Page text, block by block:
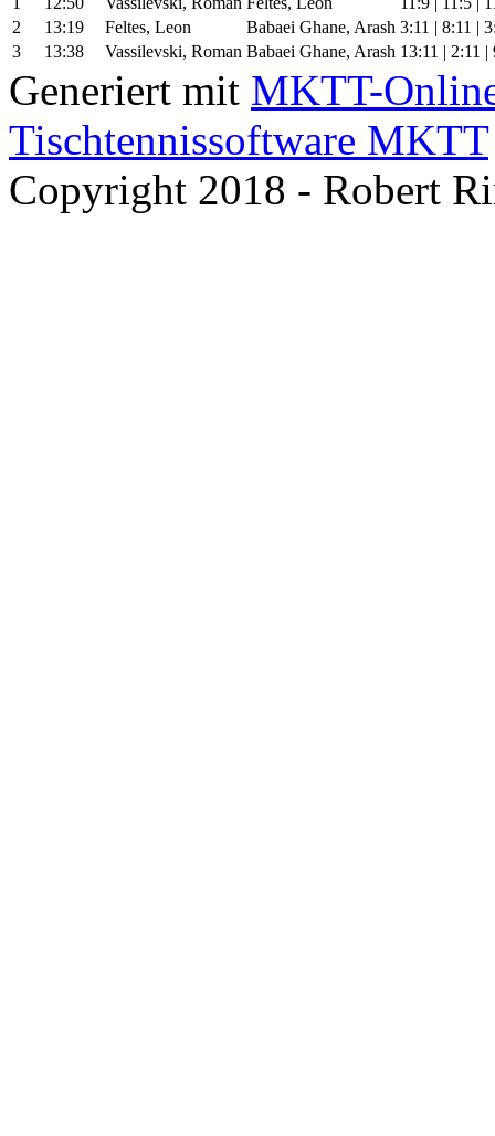
2
13:19 Feltes, Leon Babaei Ghane, Arash 3:11 | 8:11 |
3
13:38 Vassilevski, Roman Babaei Ghane, Arash 13:11 | 2:11 |
Generiert mit MKTT-
Tischtennissoftware MKTT
Copyright 2018 - Robert